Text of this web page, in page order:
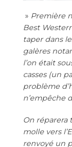
» Première
Best
taper dans
galères
l’on était
casses (un
problème
n’empêche
On réparera
molle vers
renvoyé un